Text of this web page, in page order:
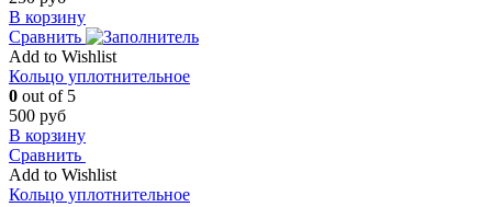
В корзину
Сравнить
Add to Wishlist
Кольцо уплотнительное
0 out of 5
500 руб
В корзину
Сравнить
Add to Wishlist
Кольцо уплотнительное